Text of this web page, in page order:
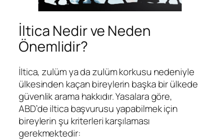
İltica Nedir ve Neden
Önemlidir?
İltica, zulüm ya da zulüm korkusu nedeniyle
ülkesinden kaçan bireylerin başka bir ülkede
güvenlik arama hakkıdır. Yasalara göre,
ABD’de iltica başvurusu yapabilmek için
bireylerin şu kriterleri karşılaması
gerekmektedir: